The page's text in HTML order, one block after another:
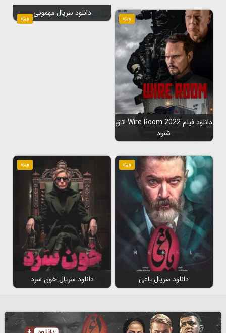
ویژه
دانلود فیلم Wire Room 2022 اتاق
شنود
ویژه
دانلود سریال مهمونی
ویژه
دانلود سریال یاغی
ویژه
دانلود سریال خون سرد